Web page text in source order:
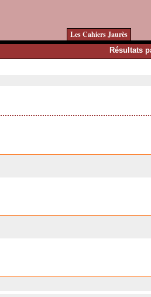
Les Cahiers Jaurès
Résultats